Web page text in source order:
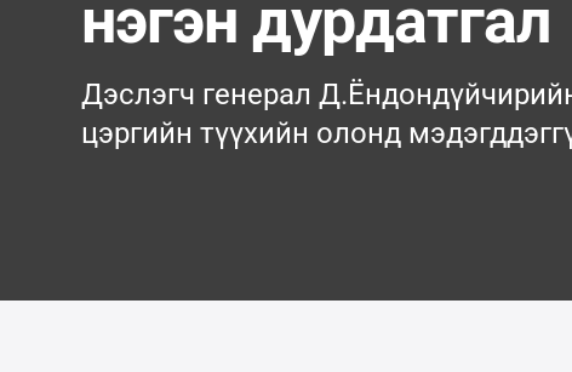
нэгэн дурдатгал
Дэслэгч генерал
цэргийн түүхийн олонд